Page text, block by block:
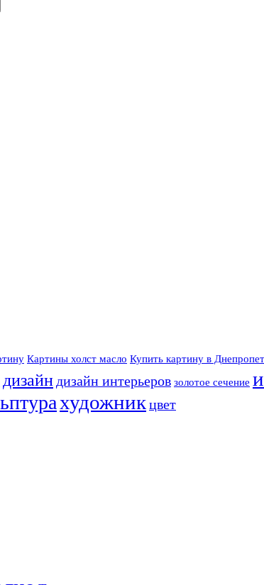
Картины холст масло Купить картину в
дизайндизайн интерьеров золотое сечение
художникцвет